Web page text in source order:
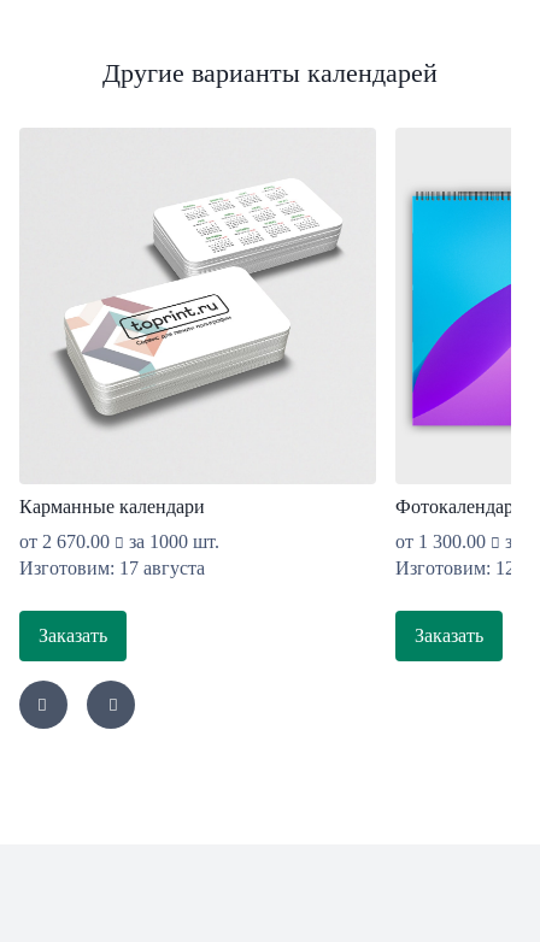
Другие варианты календарей
Карманные календари
от 2 670.00
за 1000 шт.
Изготовим: 17 августа
Заказать
Фотокалендарь
от 1 300.00
за
Изготовим: 12
Заказать